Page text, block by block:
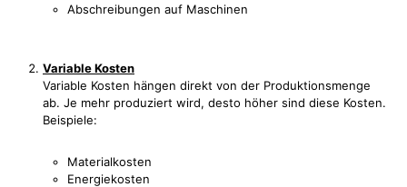
Abschreibungen auf Maschinen
Variable Kosten
Variable Kosten hängen direkt von der Produktionsmenge
ab. Je mehr produziert wird, desto höher sind diese Kosten.
Beispiele:
Materialkosten
Energiekosten